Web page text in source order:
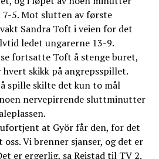
5. Mot slutten av første
Sandra Toft i veien for det
ledet ungarerne 13-9.
fortsatte Toft å stenge buret,
skikk på angrepsspillet.
spille skilte det kun to mål
nervepirrende sluttminutter
at Györ får den, for det
Vi brenner sjanser, og det er
er ergerlig, sa Reistad til TV 2.